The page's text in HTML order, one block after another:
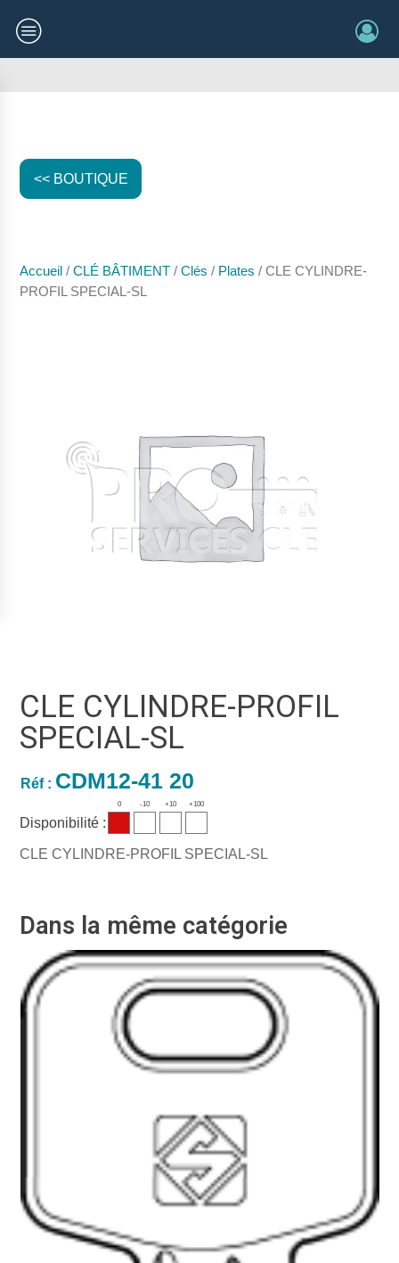
<< BOUTIQUE
Accueil /CLÉ BÂTIMENT /Clés / Plates / CLE CYLINDRE-
PROFIL SPECIAL-SL
CLE CYLINDRE-PROFIL
SPECIAL-SL
Réf : CDM12-41 20
Disponibilité :
0 -10 +10 +100
CLE CYLINDRE-PROFIL SPECIAL-SL
Dans la même catégorie